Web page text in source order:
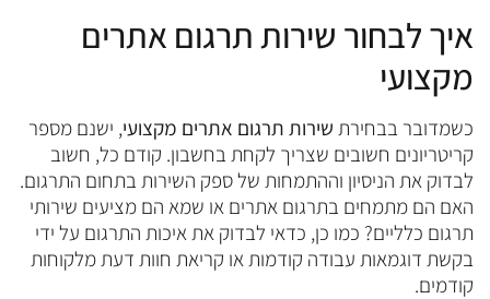
איך לבחור שירות תרגום אתרים
מקצועי
כשמדובר בבחירת שירות תרגום אתרים מקצועי, ישנם מספר
קריטריונים חשובים שצריך לקחת בחשבון. קודם כל, חשוב
לבדוק את הניסיון וההתמחות של ספק השירות בתחום התרגום.
האם הם מתמחים בתרגום אתרים או שמא הם מציעים שירותי
תרגום כלליים? כמו כן, כדאי לבדוק את איכות התרגום על ידי
בקשת דוגמאות עבודה קודמות או קריאת חוות דעת מלקוחות
קודמים.